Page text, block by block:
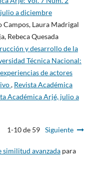
a diciembre
Campos, Laura Madrigal
Rebeca Quesada
y desarrollo de la
Técnica Nacional:
de actores
, Revista Académica
Académica Arjé, julio a
1-10 de 59 Siguiente
similitud avanzadapara